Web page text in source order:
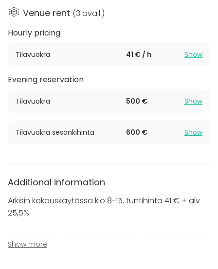
keskittyä vain nautintoon ja yhdessäoloon.
yrityksille, joilla on Y-tunnus.
Venue rent (3 avail.)
Hourly pricing
Tilavuokra 41 € / h Show
Evening reservation
Tilavuokra 500 € Show
Tilavuokra sesonkihinta 600 € Show
Additional information
Arkisin kokouskäytössä klo 8-15, tuntihinta 41 € + alv
25,5%.
on y-tunnus. Saunaillan vuokra-aika on klo 16-24.
Show more